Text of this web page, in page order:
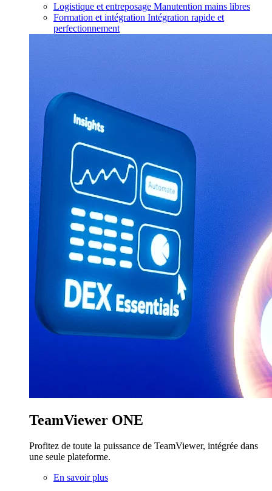
Logistique et entreposage Manutention mains libres
Formation et intégration Intégration rapide et
perfectionnement
TeamViewer ONE
Profitez de toute la puissance de TeamViewer, intégrée dans
une seule plateforme.
En savoir plus